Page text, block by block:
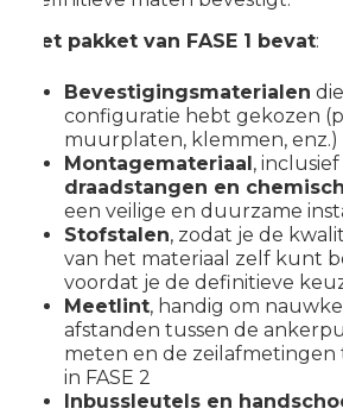
Het pakket van FASE 1 bevat:
Bevestigingsmaterialen
configuratie hebt gekozen
muurplaten, klemmen, enz.)
Montagemateriaal , inclusief
draadstangen en
een veilige en duurzame
Stofstalen, zodat je de
van het materiaal zelf kunt
voordat je de definitieve
Meetlint, handig om
afstanden tussen de
meten en de zeilafmetingen
in FASE 2
Inbussleutels en